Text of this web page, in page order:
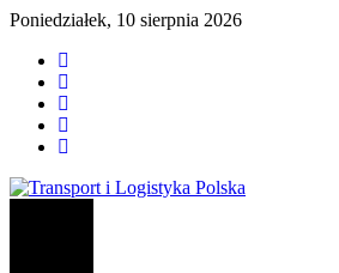
Poniedziałek, 10 sierpnia 2026